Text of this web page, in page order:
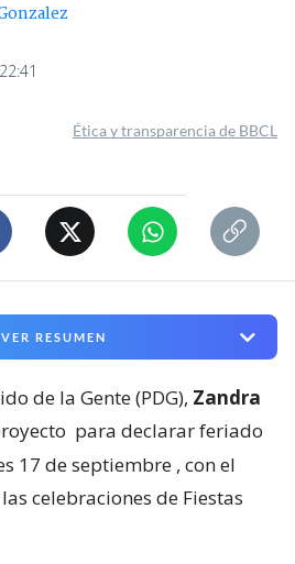
Ética y transparencia de BBCL
VER RESUMEN
de la Gente (PDG), Zandra
para declarar feriado
17 de septiembre , con el
celebraciones de Fiestas